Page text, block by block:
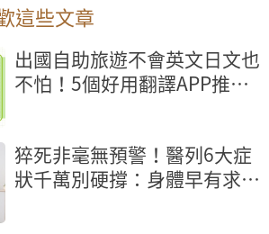
這些文章
出國自助旅遊不會英文日文也
不怕！5個好用翻譯APP推
猝死非毫無預警！醫列6大症
狀千萬別硬撐：身體早有求救